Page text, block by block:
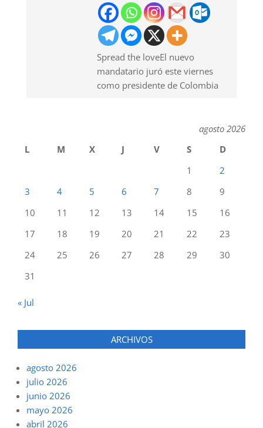
Spread the loveEl nuevo
mandatario juró este viernes
como presidente de Colombia
agosto 2026
L
M X J V S
D
1
2
3
4 5 6 7 8
9
10
11 12 13 14 15
16
17
18 19 20 21 22
23
24
25 26 27 28 29
30
31
« Jul
ARCHIVOS
agosto 2026
julio 2026
junio 2026
mayo 2026
abril 2026